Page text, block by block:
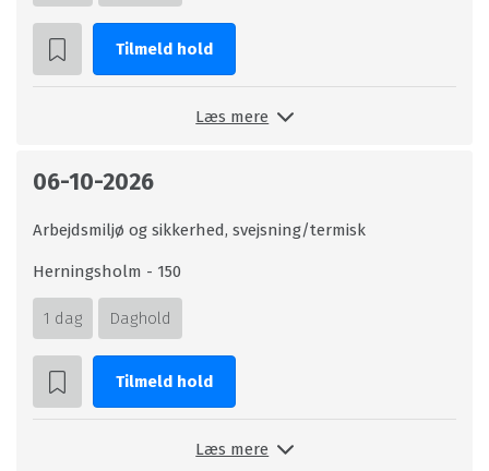
Tilmeld hold
Læs mere
06-10-2026
Arbejdsmiljø og sikkerhed, svejsning/termisk
Herningsholm - 150
1 dag Daghold
Tilmeld hold
Læs mere